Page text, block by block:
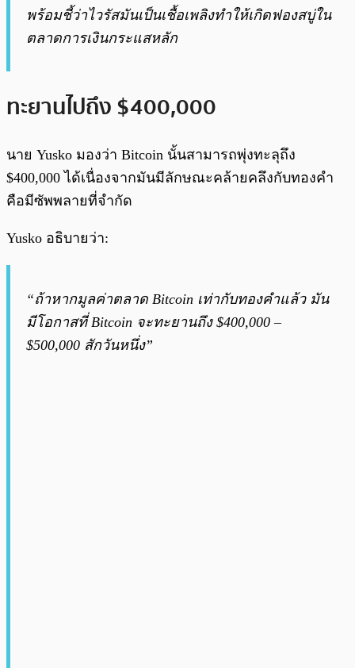
พร้อมชี้ว่าไวรัสมันเป็นเชื้อเพลิงทำให้เกิดฟองสบู่ใน
ตลาดการเงินกระแสหลัก
ทะยานไปถึง $400,000
นาย Yusko มองว่า Bitcoin นั้นสามารถพุ่งทะลุถึง
$400,000 ได้เนื่องจากมันมีลักษณะคล้ายคลึงกับทองคำ
คือมีซัพพลายที่จำกัด
Yusko อธิบายว่า:
“ถ้าหากมูลค่าตลาด Bitcoin เท่ากับทองคำแล้ว มัน
มีโอกาสที่ Bitcoin จะทะยานถึง $400,000 –
$500,000 สักวันหนึ่ง”